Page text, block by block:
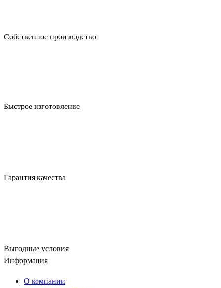
Собственное производство
Быстрое изготовление
Гарантия качества
Выгодные условия
Информация
О компании